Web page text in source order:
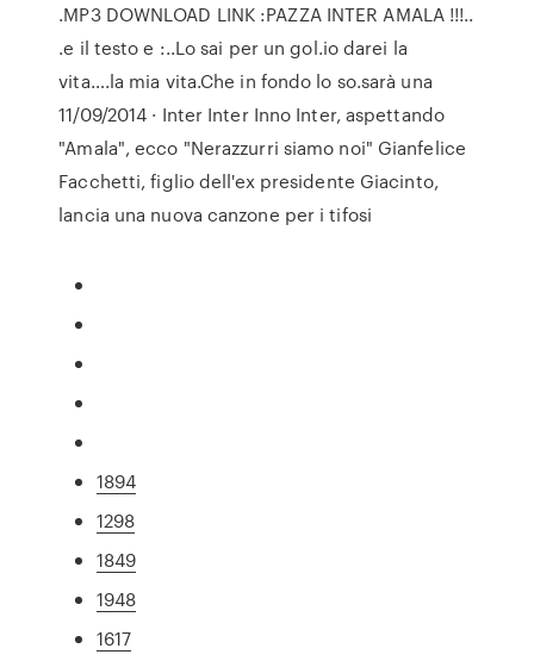
.MP3 DOWNLOAD LINK :PAZZA INTER AMALA !!!..
.e il testo e :..Lo sai per un gol.io darei la
vita….la mia vita.Che in fondo lo so.sarà una
11/09/2014 · Inter Inter Inno Inter, aspettando
"Amala", ecco "Nerazzurri siamo noi" Gianfelice
Facchetti, figlio dell'ex presidente Giacinto,
lancia una nuova canzone per i tifosi
1894
1298
1849
1948
1617